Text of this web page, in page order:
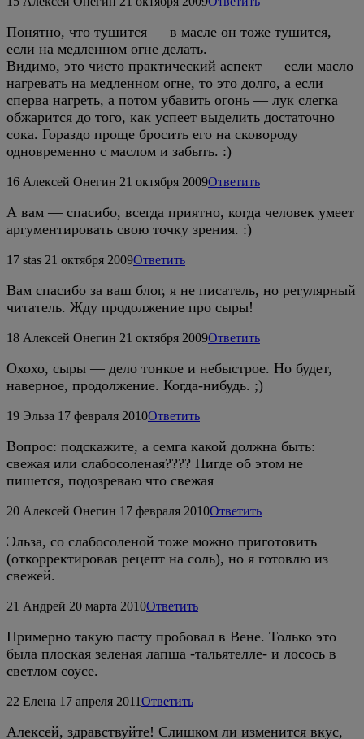
Понятно, что тушится — в масле он тоже тушится,
если на медленном огне делать.
Видимо, это чисто практический аспект — если масло
нагревать на медленном огне, то это долго, а если
сперва нагреть, а потом убавить огонь — лук слегка
обжарится до того, как успеет выделить достаточно
сока. Гораздо проще бросить его на сковороду
одновременно с маслом и забыть. :)
16 Алексей Онегин 21 октября 2009Ответить
А вам — спасибо, всегда приятно, когда человек умеет
аргументировать свою точку зрения. :)
17 stas 21 октября 2009Ответить
Вам спасибо за ваш блог, я не писатель, но регулярный
читатель. Жду продолжение про сыры!
18 Алексей Онегин 21 октября 2009Ответить
Охохо, сыры — дело тонкое и небыстрое. Но будет,
наверное, продолжение. Когда-нибудь. ;)
19 Эльза 17 февраля 2010Ответить
Вопрос: подскажите, а семга какой должна быть:
свежая или слабосоленая???? Нигде об этом не
пишется, подозреваю что свежая
20 Алексей Онегин 17 февраля 2010Ответить
Эльза, со слабосоленой тоже можно приготовить
(откорректировав рецепт на соль), но я готовлю из
свежей.
21 Андрей 20 марта 2010Ответить
Примерно такую пасту пробовал в Вене. Только это
была плоская зеленая лапша -тальятелле- и лосось в
светлом соусе.
22 Елена 17 апреля 2011Ответить
Алексей, здравствуйте! Слишком ли изменится вкус,